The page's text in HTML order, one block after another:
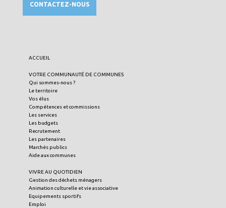
CONTACTEZ-NOUS
ACCUEIL
VOTRE COMMUNAUTÉ DE COMMUNES
Qui sommes-nous ?
Le territoire
Vos élus
Compétences et commissions
Les services
Les budgets
Recrutement
Les partenaires
Marchés publics
Aide aux communes
VIVRE AU QUOTIDIEN
Gestion des déchets ménagers
Animation culturelle et vie associative
Equipements sportifs
Emploi